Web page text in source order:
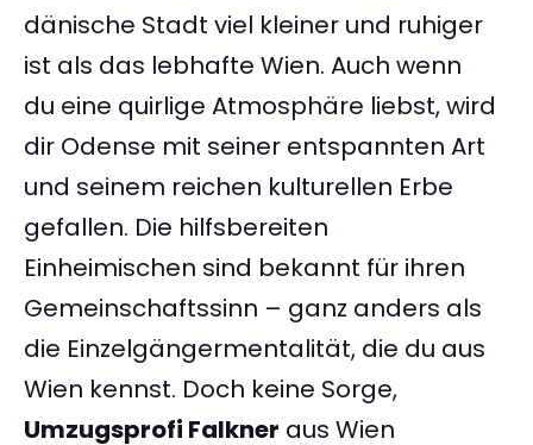
dänische Stadt viel kleiner und ruhiger
ist als das lebhafte Wien. Auch wenn
du eine quirlige Atmosphäre liebst, wird
dir Odense mit seiner entspannten Art
und seinem reichen kulturellen Erbe
gefallen. Die hilfsbereiten
Einheimischen sind bekannt für ihren
Gemeinschaftssinn – ganz anders als
die Einzelgängermentalität, die du aus
Wien kennst. Doch keine Sorge,
Umzugsprofi Falkner aus Wien